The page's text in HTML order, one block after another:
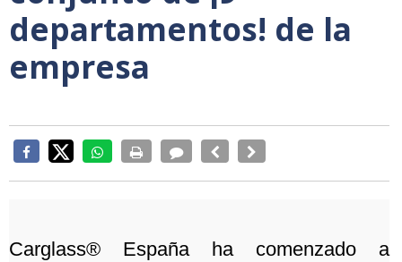
departamentos! de la
empresa
Carglass® España ha comenzado a